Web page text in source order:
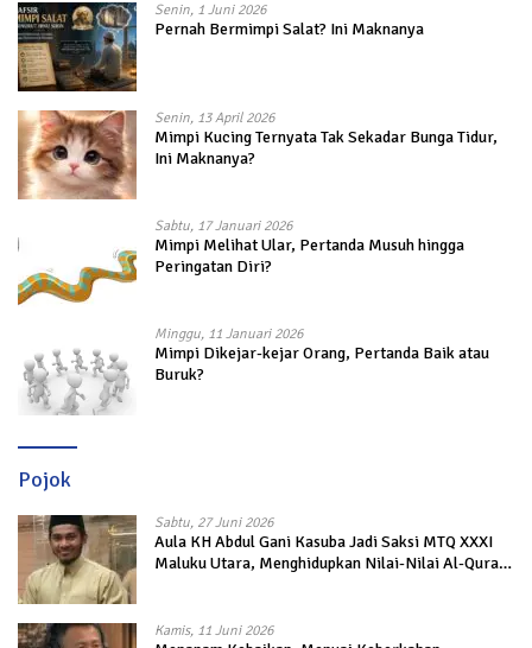
Senin, 1 Juni 2026
Pernah Bermimpi Salat? Ini Maknanya
Senin, 13 April 2026
Mimpi Kucing Ternyata Tak Sekadar Bunga Tidur,
Ini Maknanya?
Sabtu, 17 Januari 2026
Mimpi Melihat Ular, Pertanda Musuh hingga
Peringatan Diri?
Minggu, 11 Januari 2026
Mimpi Dikejar-kejar Orang, Pertanda Baik atau
Buruk?
Pojok
Sabtu, 27 Juni 2026
Aula KH Abdul Gani Kasuba Jadi Saksi MTQ XXXI
Maluku Utara, Menghidupkan Nilai-Nilai Al-Quran
Kamis, 11 Juni 2026